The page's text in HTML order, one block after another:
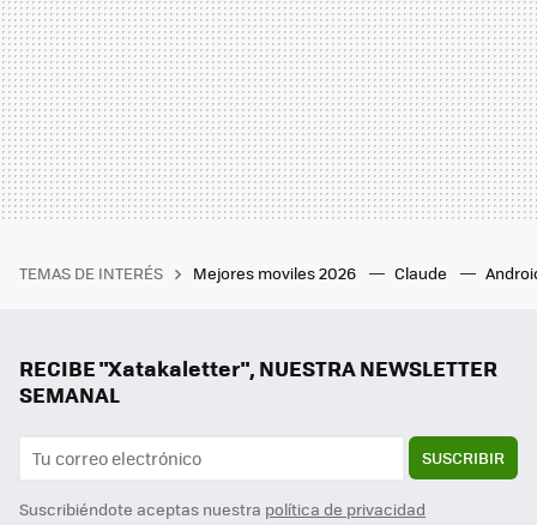
TEMAS DE INTERÉS Mejores moviles 2026 Claude
RECIBE "Xatakaletter", NUESTRA NEWSLETTER
SEMANAL
SUSCRIBIR
Suscribiéndote aceptas nuestra política de privacidad